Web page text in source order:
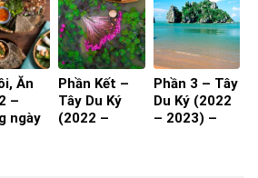
Ăn
–
ngày
Phần Kết –
Tây Du Ký
(2022 –
Phần 3 – Tây
Du Ký (2022
– 2023) –